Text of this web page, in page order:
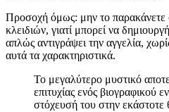
Προσοχή όμως: μην το
κλειδιών, γιατί μπορεί να
απλώς αντιγράψει την αγγελία,
αυτά τα χαρακτηριστικά.
Το μεγαλύτερο μυστικό
επιτυχίας ενός βιογραφικού
στόχευσή του στην εκάστοτε